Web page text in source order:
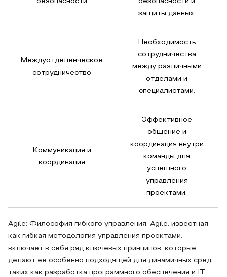
защиты данных.
Междуотделенческое
сотрудничество
Необходимость
сотрудничества
между различными
отделами и
специалистами.
Коммуникация и
координация
Эффективное
общение и
координация внутри
команды для
успешного
управления
проектами.
Agile: Философия гибкого управления. Agile, известная
как гибкая методология управления проектами,
включает в себя ряд ключевых принципов, которые
делают ее особенно подходящей для динамичных сред,
таких как разработка программного обеспечения и IT.